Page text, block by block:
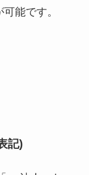
能です。
記)